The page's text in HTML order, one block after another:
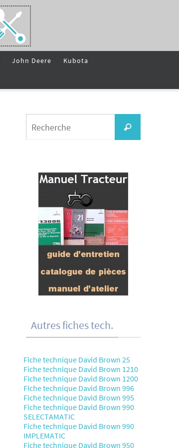
John Deere Kubota
Recherche
Autres fiches tech.
Fiche technique David Brown 25
Fiche technique David Brown 1210
Fiche technique David Brown 1200
Fiche technique David Brown 996
Fiche technique David Brown 995
Fiche technique David Brown 990
SELECTAMATIC
Fiche technique David Brown 990
IMPLEMATIC
Fiche technique David Brown 950